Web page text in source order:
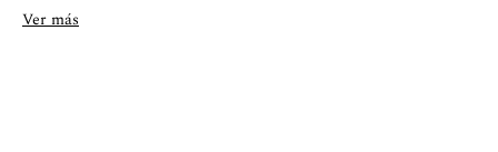
cuidado del producto:
Ver más